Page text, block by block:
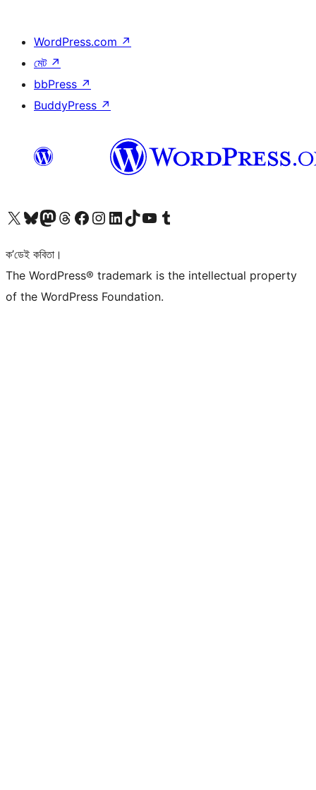
WordPress.com ↗
মেট ↗
bbPress ↗
BuddyPress ↗
আমাৰ X (আগৰ Twitter) একাউণ্টলৈ যাওকআমাৰ Bluesky একাউণ্টলৈ যাওকআমাৰ Mastodon একাউণ্টলৈ যাওকআমাৰ Threads একাউণ্টলৈ যাওকআমাৰ Facebook পৃষ্ঠালৈ যাওকআমাৰ Instagram একাউণ্টলৈ যাওকআমাৰ LinkedIn একাউণ্টলৈ যাওকআমাৰ TikTok একাউণ্টলৈ যাওকআমাৰ YouTube চেনেললৈ যাওকআমাৰ Tumblr একাউণ্টলৈ যাওক
ক’ডেই কবিতা।
The WordPress® trademark is the intellectual property
of the WordPress Foundation.